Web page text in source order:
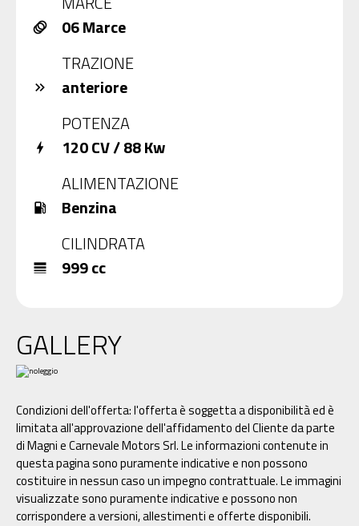
animation
06 Marce
TRAZIONE
keyboard_double_arrow_right
anteriore
POTENZA
bolt
120 CV / 88 Kw
ALIMENTAZIONE
local_gas_station
Benzina
CILINDRATA
line_weight 999 cc
GALLERY
Condizioni dell'offerta: l'offerta è soggetta a disponibilità ed è
limitata all'approvazione dell'affidamento del Cliente da parte
di Magni e Carnevale Motors Srl. Le informazioni contenute in
questa pagina sono puramente indicative e non possono
costituire in nessun caso un impegno contrattuale. Le immagini
visualizzate sono puramente indicative e possono non
corrispondere a versioni, allestimenti e offerte disponibili.